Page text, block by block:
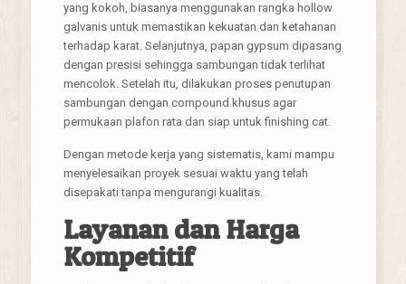
yang kokoh, biasanya menggunakan rangka hollow
galvanis untuk memastikan kekuatan dan ketahanan
terhadap karat. Selanjutnya, papan gypsum dipasang
dengan presisi sehingga sambungan tidak terlihat
mencolok. Setelah itu, dilakukan proses penutupan
sambungan dengan compound khusus agar
permukaan plafon rata dan siap untuk finishing cat.
Dengan metode kerja yang sistematis, kami mampu
menyelesaikan proyek sesuai waktu yang telah
disepakati tanpa mengurangi kualitas.
Layanan dan Harga
Kompetitif